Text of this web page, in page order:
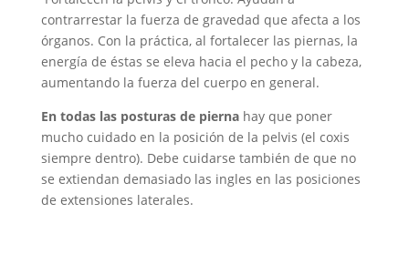
contrarrestar la fuerza de gravedad que afecta a los
órganos. Con la práctica, al fortalecer las piernas, la
energía de éstas se eleva hacia el pecho y la cabeza,
aumentando la fuerza del cuerpo en general.
En todas las posturas de pierna hay que poner
mucho cuidado en la posición de la pelvis (el coxis
siempre dentro). Debe cuidarse también de que no
se extiendan demasiado las ingles en las posiciones
de extensiones laterales.